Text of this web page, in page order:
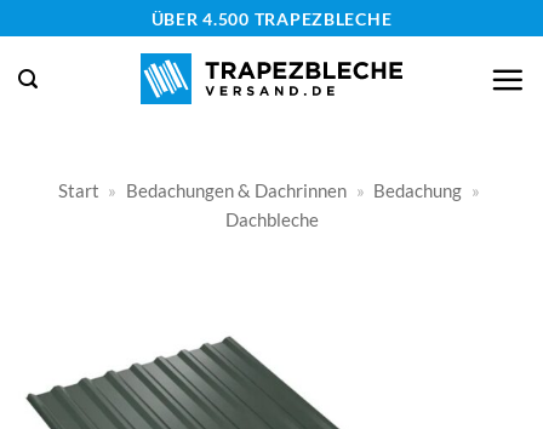
springen
ÜBER 4.500 TRAPEZBLECHE
Start » Bedachungen & Dachrinnen » Bedachung »
Dachbleche